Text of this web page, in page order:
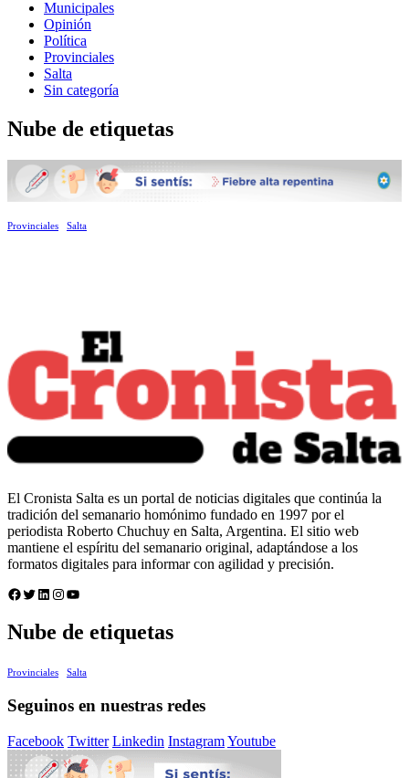
Municipales
Opinión
Política
Provinciales
Salta
Sin categoría
Nube de etiquetas
Provinciales Salta
El Cronista Salta es un portal de noticias digitales que continúa la
tradición del semanario homónimo fundado en 1997 por el
periodista Roberto Chuchuy en Salta, Argentina. El sitio web
mantiene el espíritu del semanario original, adaptándose a los
formatos digitales para informar con agilidad y precisión.
Facebook
Twitter
LinkedIn
Instagram
YouTube
Nube de etiquetas
Provinciales Salta
Seguinos en nuestras redes
Facebook Twitter Linkedin InstagramYoutube